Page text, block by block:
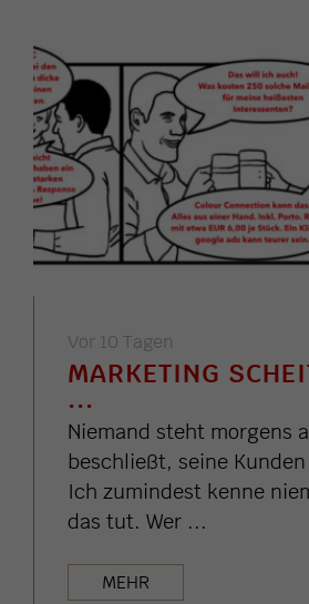
Vor 10 Tagen
MARKETING
...
Niemand steht morgens
beschließt, seine
Ich zumindest kenne
das tut. Wer ...
MEHR